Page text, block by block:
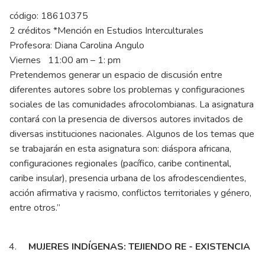
código: 18610375
2 créditos *Mención en Estudios Interculturales
Profesora: Diana Carolina Angulo
Viernes 11:00 am – 1: pm
Pretendemos generar un espacio de discusión entre
diferentes autores sobre los problemas y configuraciones
sociales de las comunidades afrocolombianas. La asignatura
contará con la presencia de diversos autores invitados de
diversas instituciones nacionales. Algunos de los temas que
se trabajarán en esta asignatura son: diáspora africana,
configuraciones regionales (pacífico, caribe continental,
caribe insular), presencia urbana de los afrodescendientes,
acción afirmativa y racismo, conflictos territoriales y género,
entre otros.”
MUJERES INDÍGENAS: TEJIENDO RE - EXISTENCIA